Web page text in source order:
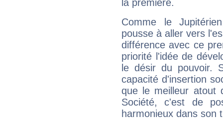
la première.
Comme le
pousse à aller vers
différence avec ce
priorité l'idée de
le désir du pouvoir.
capacité d'insertion
que le meilleur atout
Société, c'est de
harmonieux dans son